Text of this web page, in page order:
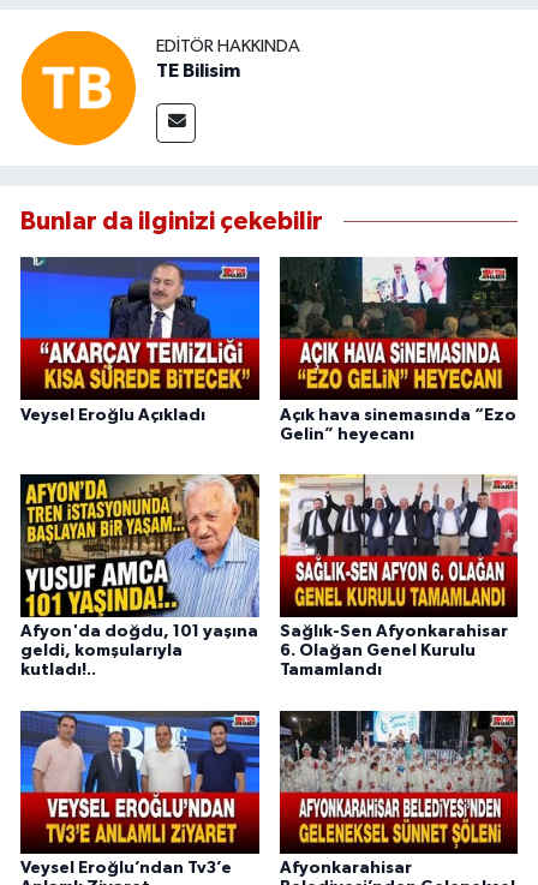
EDITÖR HAKKINDA
TE Bilisim
Bunlar da ilginizi çekebilir
Veysel Eroğlu Açıkladı
Açık hava sinemasında “Ezo
Gelin” heyecanı
Afyon'da doğdu, 101 yaşına
geldi, komşularıyla
kutladı!..
Sağlık-Sen Afyonkarahisar
6. Olağan Genel Kurulu
Tamamlandı
Veysel Eroğlu’ndan Tv3’e
Afyonkarahisar